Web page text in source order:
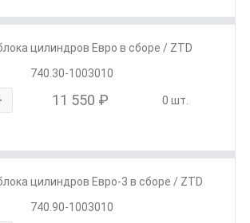
цилиндров Евро в сборе / ZTD
740.30-1003010
11 550 ₽ 0 шт.
цилиндров Евро-3 в сборе / ZTD
740.90-1003010